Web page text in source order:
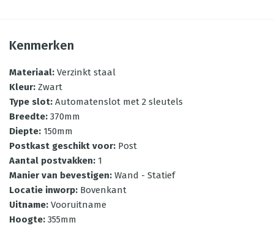
Kenmerken
Materiaal: Verzinkt staal
Kleur: Zwart
Type slot: Automatenslot met 2 sleutels
Breedte: 370mm
Diepte: 150mm
Postkast geschikt voor: Post
Aantal postvakken: 1
Manier van bevestigen: Wand - Statief
Locatie inworp: Bovenkant
Uitname: Vooruitname
Hoogte: 355mm